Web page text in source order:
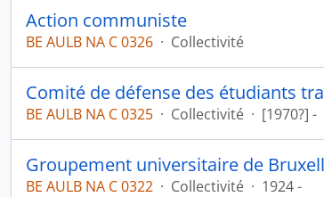
Action communiste
BE AULB NA C 0326 · Collectivité
Comité de défense des étudiants
BE AULB NA C 0325 · Collectivité · [1970?] -
Groupement universitaire de
BE AULB NA C 0322 · Collectivité · 1924 -